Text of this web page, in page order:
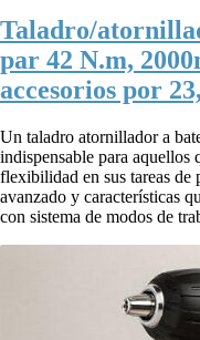
Taladro/
par 42 N.m,
accesorios por
Un taladro atornillador a
indispensable para aquellos
flexibilidad en sus tareas
avanzado y características
con sistema de modos de